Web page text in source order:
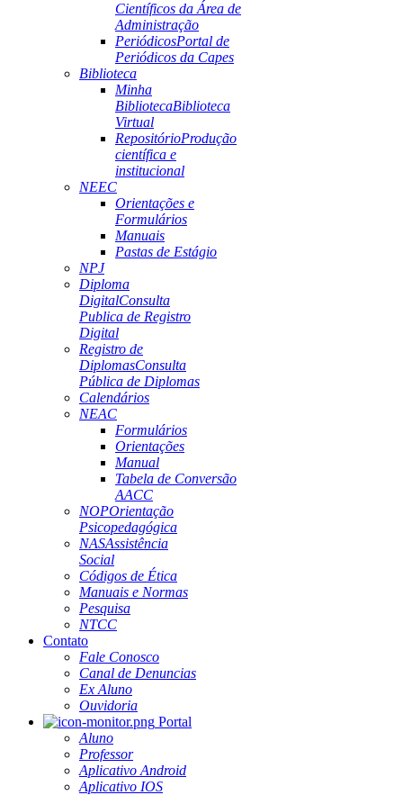
Científicos da Área de
Administração
PeriódicosPortal de
Periódicos da Capes
Biblioteca
Minha
BibliotecaBiblioteca
Virtual
RepositórioProdução
científica e
institucional
NEEC
Orientações e
Formulários
Manuais
Pastas de Estágio
NPJ
Diploma
DigitalConsulta
Publica de Registro
Digital
Registro de
DiplomasConsulta
Pública de Diplomas
Calendários
NEAC
Formulários
Orientações
Manual
Tabela de Conversão
AACC
NOPOrientação
Psicopedagógica
NASAssistência
Social
Códigos de Ética
Manuais e Normas
Pesquisa
NTCC
Contato
Fale Conosco
Canal de Denuncias
Ex Aluno
Ouvidoria
Portal
Aluno
Professor
Aplicativo Android
Aplicativo IOS